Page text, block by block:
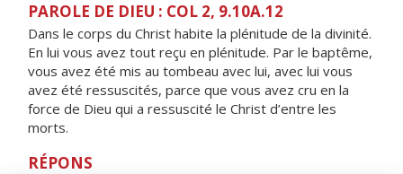
PAROLE DE DIEU : COL 2, 9.10A.12
Dans le corps du Christ habite la plénitude de la divinité.
En lui vous avez tout reçu en plénitude. Par le baptême,
vous avez été mis au tombeau avec lui, avec lui vous
avez été ressuscités, parce que vous avez cru en la
force de Dieu qui a ressuscité le Christ d’entre les
morts.
RÉPONS